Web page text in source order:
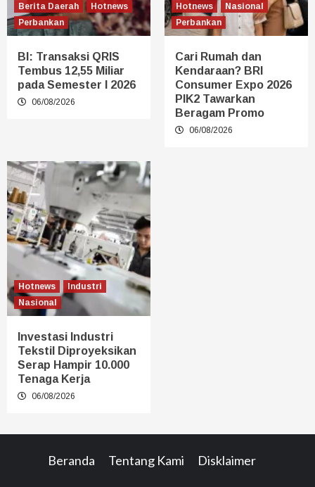
Berita Daerah
Hotnews
Perbankan
BI: Transaksi QRIS
Tembus 12,55 Miliar
pada Semester I 2026
06/08/2026
Hotnews
Nasional
Perbankan
Cari Rumah dan
Kendaraan? BRI
Consumer Expo 2026
PIK2 Tawarkan
Beragam Promo
06/08/2026
Hotnews
Industri
Nasional
Investasi Industri
Tekstil Diproyeksikan
Serap Hampir 10.000
Tenaga Kerja
06/08/2026
Beranda Tentang Kami Disklaimer